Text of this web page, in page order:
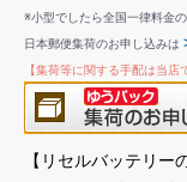
※小型でしたら全国一律料金
日本郵便集荷のお申し込みは
【集荷等に関する手配は当店
【リセルバッテリー